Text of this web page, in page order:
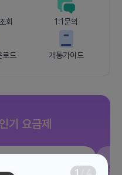
회 1:1문의
로드 개통가이드
기 요금제
1